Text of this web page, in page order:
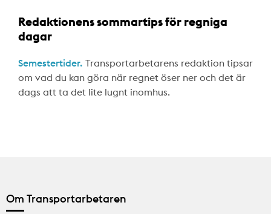
Redaktionens sommartips för regniga
dagar
Semestertider. Transportarbetarens redaktion tipsar
om vad du kan göra när regnet öser ner och det är
dags att ta det lite lugnt inomhus.
Om Transportarbetaren